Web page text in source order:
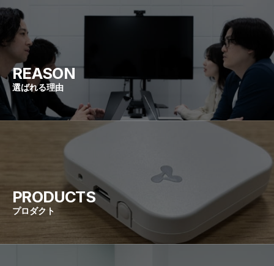
選ばれる理由
REASON
プロダクト
PRODUCTS